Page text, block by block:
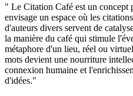
" Le Citation Café est un concept
envisage un espace où les
d'auteurs divers servent de
la manière du café qui stimule
métaphore d'un lieu, réel ou
mots devient une nourriture
connexion humaine et
d'idées."